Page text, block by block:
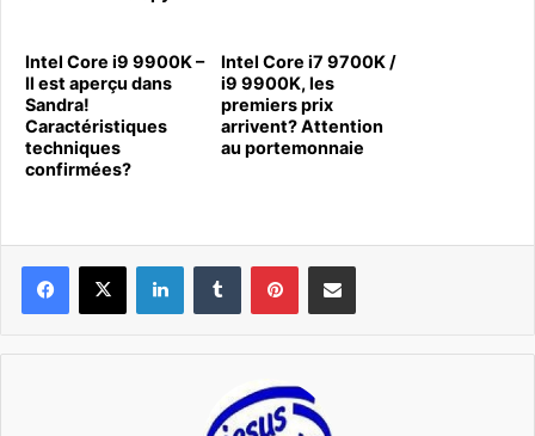
Intel Core i9 9900K –
Il est aperçu dans
Sandra!
Caractéristiques
techniques
confirmées?
Intel Core i7 9700K /
i9 9900K, les
premiers prix
arrivent? Attention
au portemonnaie